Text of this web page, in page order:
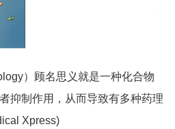
）顾名思义就是一种化合物
抑制作用，从而导致有多种药理
Xpress)